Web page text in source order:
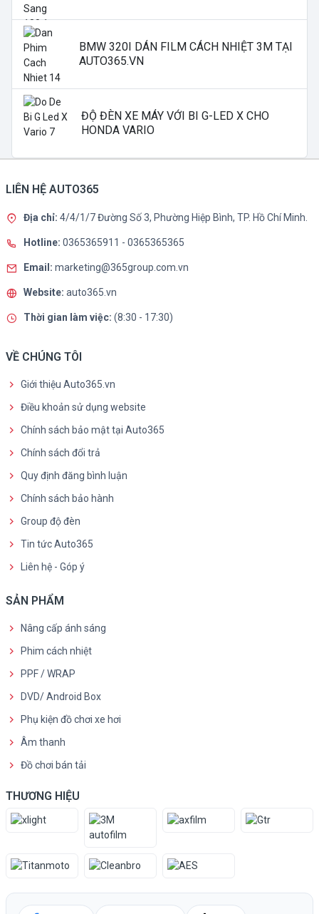
BMW 320I DÁN FILM CÁCH NHIỆT 3M TẠI
AUTO365.VN
ĐỘ ĐÈN XE MÁY VỚI BI G-LED X CHO
HONDA VARIO
LIÊN HỆ AUTO365
Địa chỉ: 4/4/1/7 Đường Số 3, Phường Hiệp Bình, TP. Hồ Chí Minh.
Hotline: 0365365911 - 0365365365
Email: marketing@365group.com.vn
Website: auto365.vn
Thời gian làm việc: (8:30 - 17:30)
VỀ CHÚNG TÔI
Giới thiệu Auto365.vn
Điều khoản sử dụng website
Chính sách bảo mật tại Auto365
Chính sách đổi trả
Quy định đăng bình luận
Chính sách bảo hành
Group độ đèn
Tin tức Auto365
Liên hệ - Góp ý
SẢN PHẨM
Nâng cấp ánh sáng
Phim cách nhiệt
PPF / WRAP
DVD/ Android Box
Phụ kiện đồ chơi xe hơi
Âm thanh
Đồ chơi bán tải
THƯƠNG HIỆU